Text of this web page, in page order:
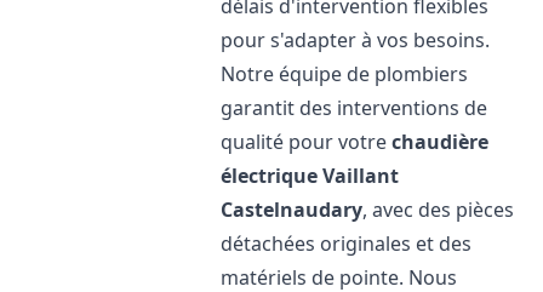
délais d'intervention flexibles
pour s'adapter à vos besoins.
Notre équipe de plombiers
garantit des interventions de
qualité pour votrechaudière
électrique Vaillant
Castelnaudary, avec des pièces
détachées originales et des
matériels de pointe. Nous